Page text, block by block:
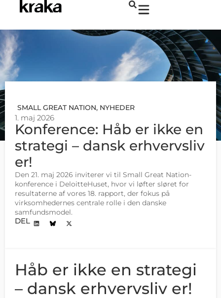
SMALL GREAT NATION, NYHEDER
1. maj 2026
Konference: Håb er ikke en
strategi – dansk erhvervsliv
er!
Den 21. maj 2026 inviterer vi til Small Great Nation-
konference i DeloitteHuset, hvor vi løfter sløret for
resultaterne af vores 18. rapport, der fokus på
virksomhedernes centrale rolle i den danske
samfundsmodel.
DEL
Håb er ikke en strategi
– dansk erhvervsliv er!